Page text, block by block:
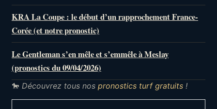
KRA La Coupe : le début d’un rapprochement France-
Corée (et notre pronostic)
Le Gentleman s’en mêle et s’emmêle à Meslay
(pronostics du 09/04/2026)
🐎 Découvrez tous nos pronostics turf gratuits !